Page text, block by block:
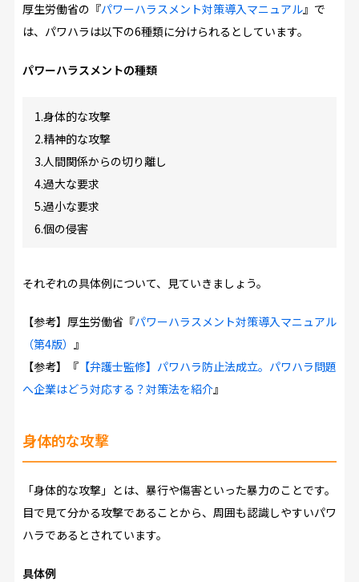
厚生労働省の『パワーハラスメント対策導入マニュアル』で
は、パワハラは以下の6種類に分けられるとしています。
パワーハラスメントの種類
1.身体的な攻撃
2.精神的な攻撃
3.人間関係からの切り離し
4.過大な要求
5.過小な要求
6.個の侵害
それぞれの具体例について、見ていきましょう。
【参考】厚生労働省『パワーハラスメント対策導入マニュアル
（第4版）
』
【参考】『【弁護士監修】パワハラ防止法成立。パワハラ問題
へ企業はどう対応する？対策法を紹介』
身体的な攻撃
「身体的な攻撃」とは、暴行や傷害といった暴力のことです。
目で見て分かる攻撃であることから、周囲も認識しやすいパワ
ハラであるとされています。
具体例